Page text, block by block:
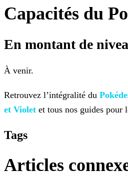
Capacités du
En montant de
À venir.
Retrouvez l’intégralité du
et Violet et tous nos guides pour
Tags
Articles